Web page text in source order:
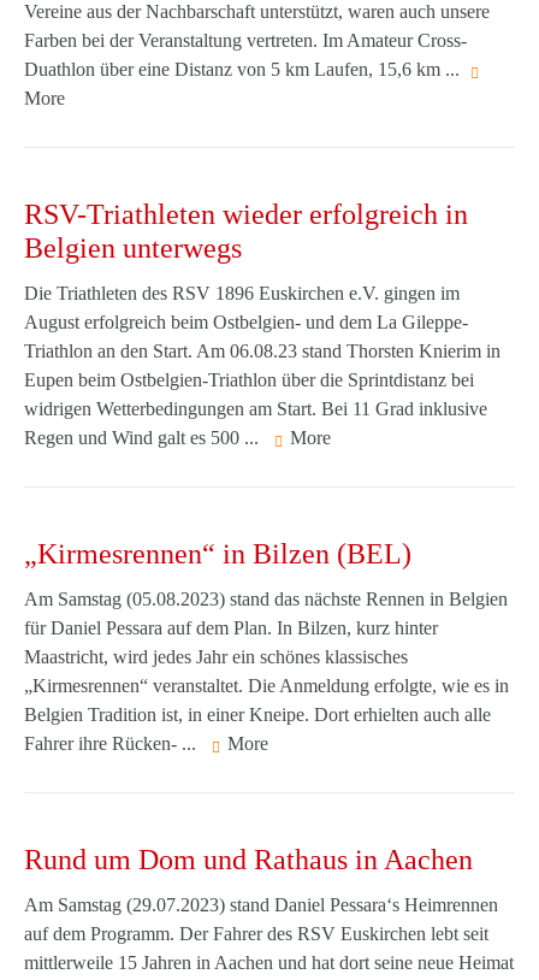
Vereine aus der Nachbarschaft unterstützt, waren auch unsere
Farben bei der Veranstaltung vertreten. Im Amateur Cross-
Duathlon über eine Distanz von 5 km Laufen, 15,6 km ...
More
RSV-Triathleten wieder erfolgreich in
Belgien unterwegs
Die Triathleten des RSV 1896 Euskirchen e.V. gingen im
August erfolgreich beim Ostbelgien- und dem La Gileppe-
Triathlon an den Start. Am 06.08.23 stand Thorsten Knierim in
Eupen beim Ostbelgien-Triathlon über die Sprintdistanz bei
widrigen Wetterbedingungen am Start. Bei 11 Grad inklusive
Regen und Wind galt es 500 ...
More
„Kirmesrennen“ in Bilzen (BEL)
Am Samstag (05.08.2023) stand das nächste Rennen in Belgien
für Daniel Pessara auf dem Plan. In Bilzen, kurz hinter
Maastricht, wird jedes Jahr ein schönes klassisches
„Kirmesrennen“ veranstaltet. Die Anmeldung erfolgte, wie es in
Belgien Tradition ist, in einer Kneipe. Dort erhielten auch alle
Fahrer ihre Rücken- ...
More
Rund um Dom und Rathaus in Aachen
Am Samstag (29.07.2023) stand Daniel Pessara‘s Heimrennen
auf dem Programm. Der Fahrer des RSV Euskirchen lebt seit
mittlerweile 15 Jahren in Aachen und hat dort seine neue Heimat